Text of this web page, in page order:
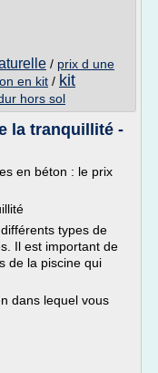
/ prix d une
en kit / kit
hors sol
la tranquillité -
en béton : le prix
types de
Il est important de
de la piscine qui
dans lequel vous